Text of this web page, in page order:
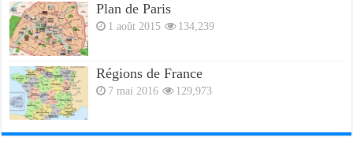
Plan de Paris
1 août 2015 134,239
Régions de France
7 mai 2016 129,973